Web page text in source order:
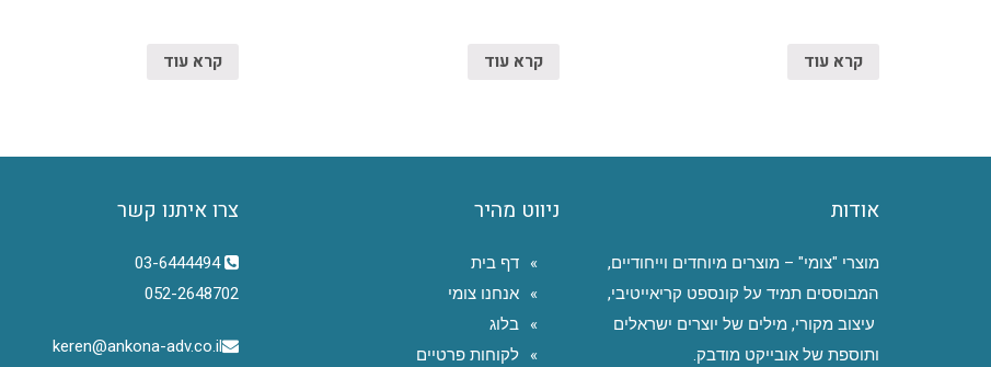
קרא עוד קרא עוד קרא עוד
אודות
מוצרי "צומי" – מוצרים מיוחדים וייחודיים,
המבוססים תמיד על קונספט קריאייטיבי,
עיצוב מקורי, מילים של יוצרים ישראלים
ותוספת של אובייקט מודבק.
ניווט מהיר
דף בית
אנחנו צומי
בלוג
לקוחות פרטיים
צרו איתנו קשר
03-6444494
052-2648702
keren@ankona-adv.co.il